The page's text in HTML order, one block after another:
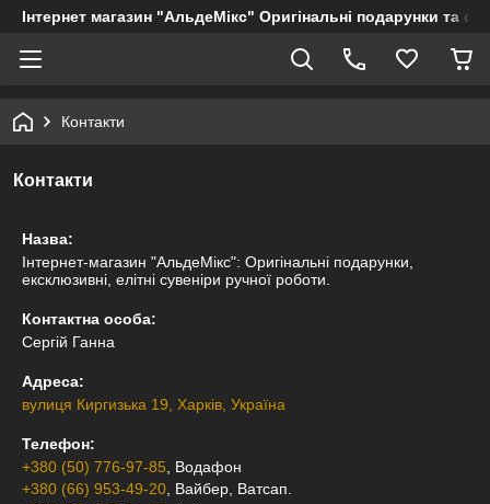
Інтернет магазин "АльдеМікс" Оригінальні подарунки та
Контакти
Контакти
Назва:
Інтернет-магазин "АльдеМікс": Оригінальні подарунки,
ексклюзивні, елітні сувеніри ручної роботи.
Контактна особа:
Сергій Ганна
Адреса:
вулиця Киргизька 19, Харків, Україна
Телефон:
+380 (50) 776-97-85 , Водафон
+380 (66) 953-49-20 , Вайбер, Ватсап.